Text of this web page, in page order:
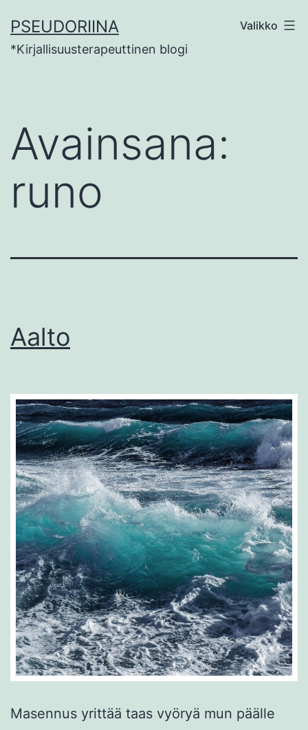
sisältöön
PSEUDORIINA
*Kirjallisuusterapeuttinen blogi
Valikko
Avainsana:
runo
Aalto
Masennus yrittää taas vyöryä mun päälle